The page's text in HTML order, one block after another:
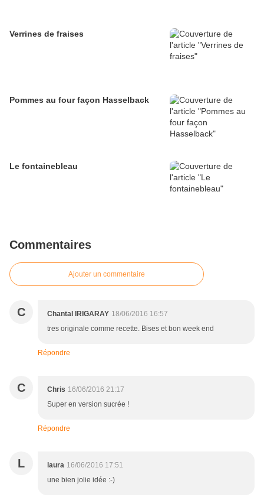
Verrines de fraises
Pommes au four façon Hasselback
Le fontainebleau
Commentaires
Ajouter un commentaire
C Chantal IRIGARAY 18/06/2016 16:57
tres originale comme recette. Bises et bon week end
Répondre
C Chris 16/06/2016 21:17
Super en version sucrée !
Répondre
L laura 16/06/2016 17:51
une bien jolie idée :-)